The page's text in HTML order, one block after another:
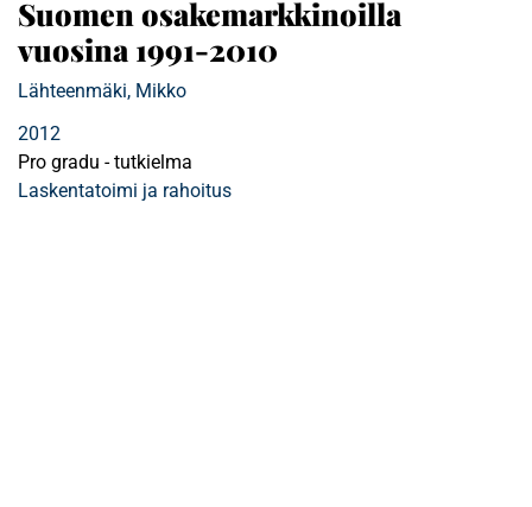
Suomen osakemarkkinoilla
vuosina 1991-2010
Lähteenmäki, Mikko
2012
Pro gradu - tutkielma
Laskentatoimi ja rahoitus